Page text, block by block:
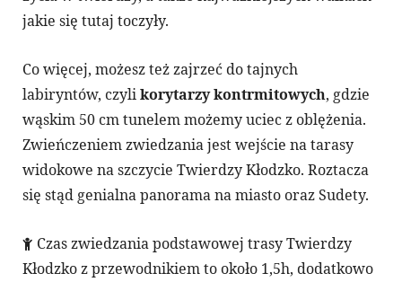
jakie się tutaj toczyły.
Co więcej, możesz też zajrzeć do tajnych
labiryntów, czylikorytarzy kontrmitowych, gdzie
wąskim 50 cm tunelem możemy uciec z oblężenia.
Zwieńczeniem zwiedzania jest wejście na tarasy
widokowe na szczycie Twierdzy Kłodzko. Roztacza
się stąd genialna panorama na miasto oraz Sudety.
Czas zwiedzania podstawowej trasy Twierdzy
Kłodzko z przewodnikiem to około 1,5h, dodatkowo